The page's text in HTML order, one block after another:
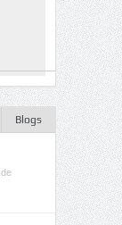
Blogs